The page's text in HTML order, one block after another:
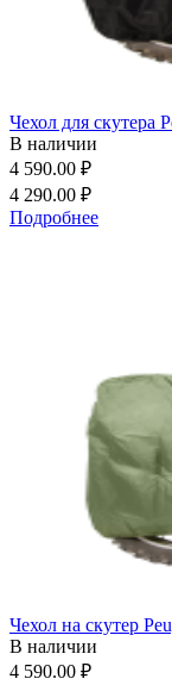
Чехол для скутера
В наличии
4 590.00 ₽
4 290.00 ₽
Подробнее
Чехол на скутер
В наличии
4 590.00 ₽